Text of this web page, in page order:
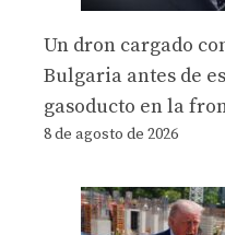
Un dron cargado
Bulgaria antes de
gasoducto en la
8 de agosto de 2026